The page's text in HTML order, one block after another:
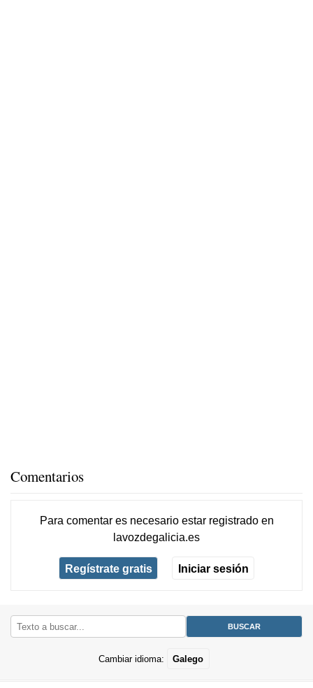
Comentarios
Para comentar es necesario estar registradoen
lavozdegalicia.es
Regístrate gratis Iniciar sesión
Cambiar idioma: Galego